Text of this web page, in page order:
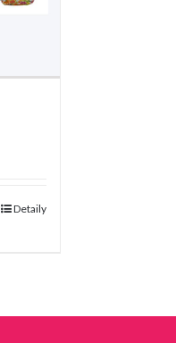
Detaily